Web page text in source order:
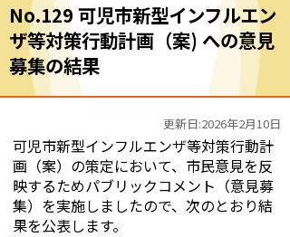
No.129 可児市新型インフルエン
ザ等対策行動計画（案) への意見
募集の結果
更新日:2026年2月10日
可児市新型インフルエンザ等対策行動計
画（案）の策定において、市民意見を反
映するためパブリックコメント（意見募
集）を実施しましたので、次のとおり結
果を公表します。